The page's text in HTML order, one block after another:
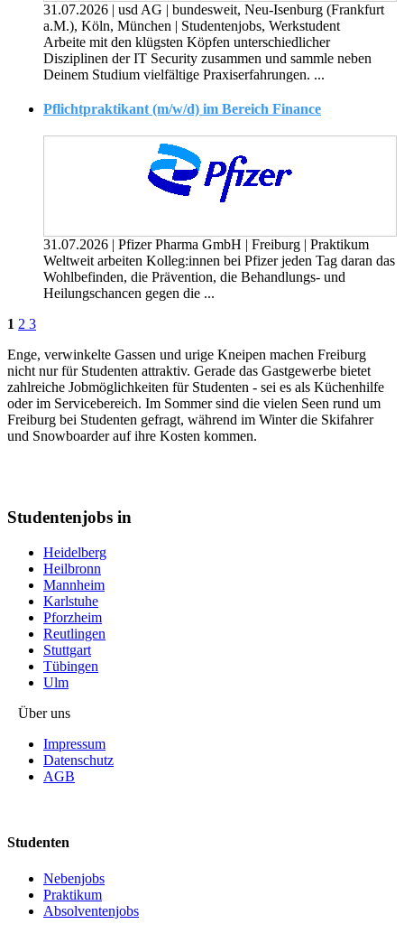
31.07.2026 | usd AG | bundesweit, Neu-Isenburg (Frankfurt
a.M.), Köln, München | Studentenjobs, Werkstudent
Arbeite mit den klügsten Köpfen unterschiedlicher
Disziplinen der IT Security zusammen und sammle neben
Deinem Studium vielfältige Praxiserfahrungen. ...
Pflichtpraktikant (m/w/d) im Bereich Finance
31.07.2026 | Pfizer Pharma GmbH | Freiburg | Praktikum
Weltweit arbeiten Kolleg:innen bei Pfizer jeden Tag daran das
Wohlbefinden, die Prävention, die Behandlungs- und
Heilungschancen gegen die ...
1 2 3
Enge, verwinkelte Gassen und urige Kneipen machen Freiburg
nicht nur für Studenten attraktiv. Gerade das Gastgewerbe bietet
zahlreiche Jobmöglichkeiten für Studenten - sei es als Küchenhilfe
oder im Servicebereich. Im Sommer sind die vielen Seen rund um
Freiburg bei Studenten gefragt, während im Winter die Skifahrer
und Snowboarder auf ihre Kosten kommen.
Studentenjobs in
Heidelberg
Heilbronn
Mannheim
Karlstuhe
Pforzheim
Reutlingen
Stuttgart
Tübingen
Ulm
Über uns
Impressum
Datenschutz
AGB
Studenten
Nebenjobs
Praktikum
Absolventenjobs